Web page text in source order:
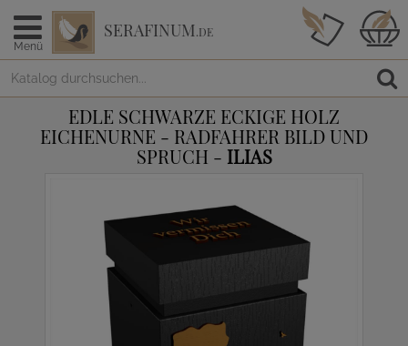
Menü
SERAFINUM.DE
EDLE SCHWARZE ECKIGE HOLZ
EICHENURNE - RADFAHRER BILD UND
SPRUCH - ILIAS